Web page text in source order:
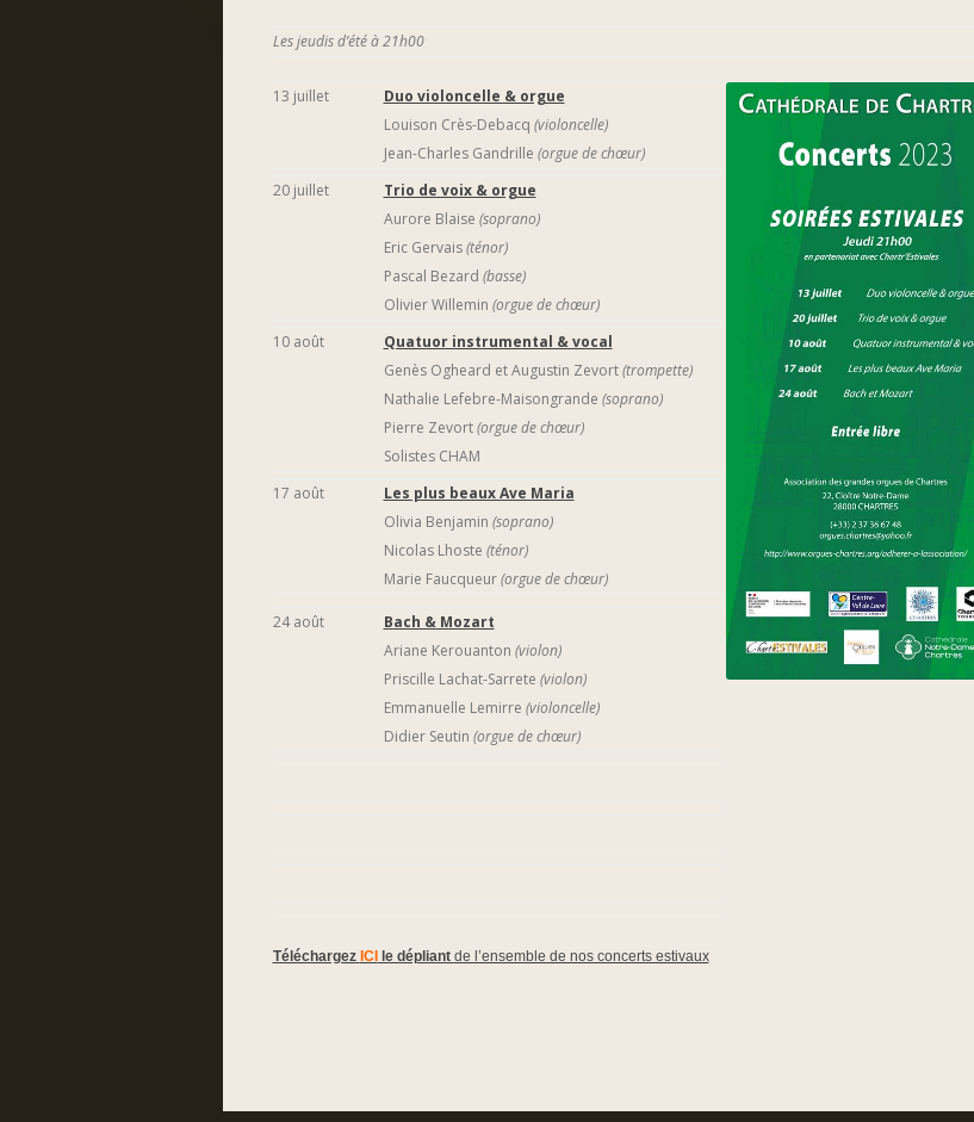
Les jeudis d’été à 21h00
13 juillet
Duo violoncelle & orgue
Louison Crès-Debacq (violoncelle)
Jean-Charles Gandrille (orgue de chœur)
20 juillet
Trio de voix & orgue
Aurore Blaise (soprano)
Eric Gervais(ténor)
Pascal Bezard (basse)
Olivier Willemin (orgue de chœur)
10 août
Quatuor instrumental & vocal
Genès Ogheard et Augustin Zevort(trompette)
Nathalie Lefebre-Maisongrande (soprano)
Pierre Zevort(orgue de chœur)
Solistes CHAM
17 août
Les plus beaux Ave Maria
Olivia Benjamin (soprano)
Nicolas Lhoste (ténor)
Marie Faucqueur(orgue de chœur)
24 août
Bach & Mozart
Ariane Kerouanton (violon)
Priscille Lachat-Sarrete (violon)
Emmanuelle Lemirre (violoncelle)
Didier Seutin (orgue de chœur)
Téléchargez ICI le dépliant de l’ensemble de nos concerts estivaux